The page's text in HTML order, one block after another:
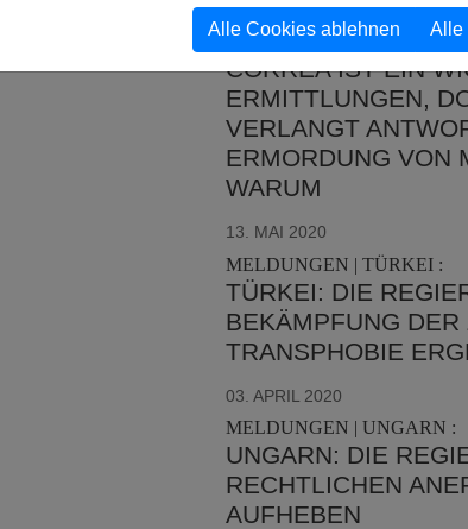
MELDUNGEN | BRASILIEN
BRASILIEN: DIE
CORRÊA IST EIN
ERMITTLUNGEN,
VERLANGT
ERMORDUNG VON
WARUM
13. MAI 2020
MELDUNGEN | TÜRKEI :
TÜRKEI: DIE
EKÄMPFUNG DER
RANSPHOBIE
03. APRIL 2020
MELDUNGEN | UNGARN :
UNGARN: DIE
RECHTLICHEN
AUFHEBEN
Alle Cookies ablehnen Alle